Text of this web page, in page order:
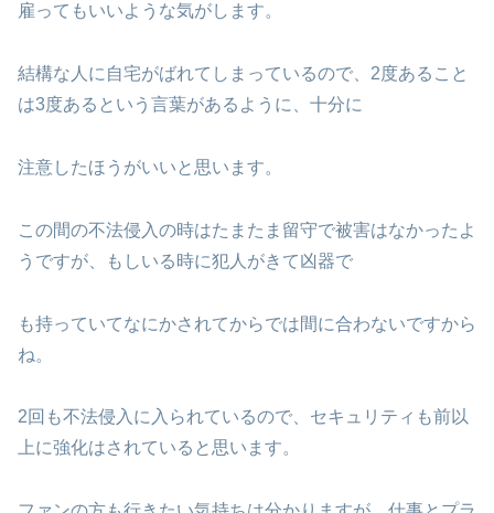
雇ってもいいような気がします。
結構な人に自宅がばれてしまっているので、2度あること
は3度あるという言葉があるように、十分に
注意したほうがいいと思います。
この間の不法侵入の時はたまたま留守で被害はなかったよ
うですが、もしいる時に犯人がきて凶器で
も持っていてなにかされてからでは間に合わないですから
ね。
2回も不法侵入に入られているので、セキュリティも前以
上に強化はされていると思います。